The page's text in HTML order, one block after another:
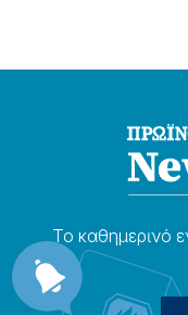
Το καθημερɩνό